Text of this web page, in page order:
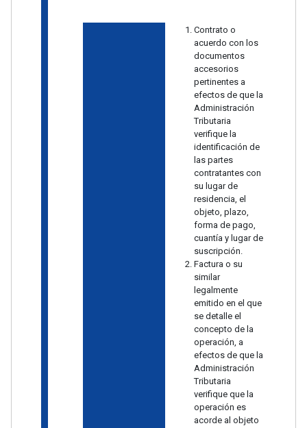
Contrato o
acuerdo con los
documentos
accesorios
pertinentes a
efectos de que la
Administración
Tributaria
verifique la
identificación de
las partes
contratantes con
su lugar de
residencia, el
objeto, plazo,
forma de pago,
cuantía y lugar de
suscripción.
Factura o su
similar
legalmente
emitido en el que
se detalle el
concepto de la
operación, a
efectos de que la
Administración
Tributaria
verifique que la
operación es
acorde al objeto